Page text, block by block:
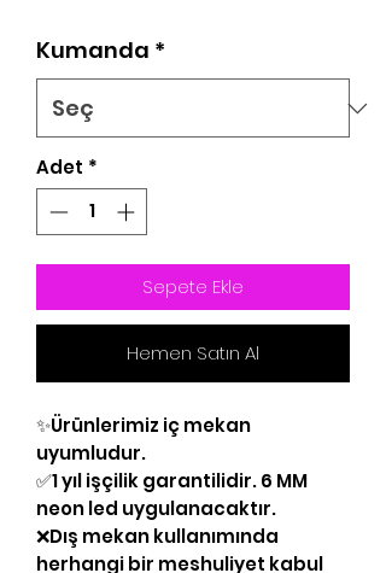
Kumanda *
Adet *
Sepete Ekle
Hemen Satın Al
✨Ürünlerimiz iç mekan
uyumludur.
✅1 yıl işçilik garantilidir. 6 MM
neon led uygulanacaktır.
❌Dış mekan kullanımında
herhangi bir meshuliyet kabul